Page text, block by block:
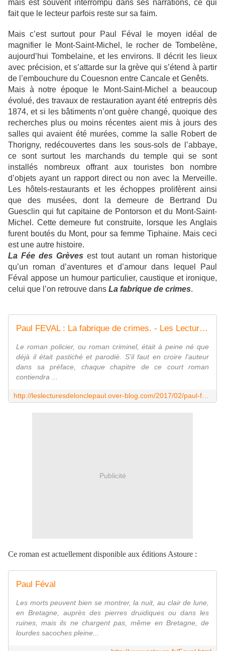
mais est souvent interrompu dans ses narrations, ce qui
fait que le lecteur parfois reste sur sa faim.
Mais c’est surtout pour Paul Féval le moyen idéal de
magnifier le Mont-Saint-Michel, le rocher de Tombelène,
aujourd’hui Tombelaine, et les environs. Il décrit les lieux
avec précision, et s’attarde sur la grève qui s’étend à partir
de l’embouchure du Couesnon entre Cancale et Genêts.
Mais à notre époque le Mont-Saint-Michel a beaucoup
évolué, des travaux de restauration ayant été entrepris dès
1874, et si les bâtiments n’ont guère changé, quoique des
recherches plus ou moins récentes aient mis à jours des
salles qui avaient été murées, comme la salle Robert de
Thorigny, redécouvertes dans les sous-sols de l’abbaye,
ce sont surtout les marchands du temple qui se sont
installés nombreux offrant aux touristes bon nombre
d’objets ayant un rapport direct ou non avec la Merveille.
Les hôtels-restaurants et les échoppes prolifèrent ainsi
que des musées, dont la demeure de Bertrand Du
Guesclin qui fut capitaine de Pontorson et du Mont-Saint-
Michel. Cette demeure fut construite, lorsque les Anglais
furent boutés du Mont, pour sa femme Tiphaine. Mais ceci
est une autre histoire.
La Fée des Grèves est tout autant un roman historique
qu’un roman d’aventures et d’amour dans lequel Paul
Féval appose un humour particulier, caustique et ironique,
celui que l’on retrouve dans La fabrique de crimes.
Paul FEVAL : La fabrique de crimes. - Les Lectures de l'Oncle Paul
Le roman policier, ou roman criminel, était à peine né que
déjà il était pastiché et parodié. S'il faut en croire l'auteur
dans sa préface, chaque chapitre de ce court roman
contiendra ...
Publicité
Ce roman est actuellement disponible aux éditions Astoure :
Paul Féval
Les morts peuvent bien se montrer, la nuit, au clair de lune,
en Bretagne, auprès des pierres druidiques ou dans les
ruines, mais ils ne chargent pas, même en Bretagne, de
lourdes sacoches pleine...